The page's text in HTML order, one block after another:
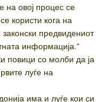
на овој процес се
користи кога на
предвидениот
информација.“
повици со молби да ја
луѓе на
има и луѓе кои си